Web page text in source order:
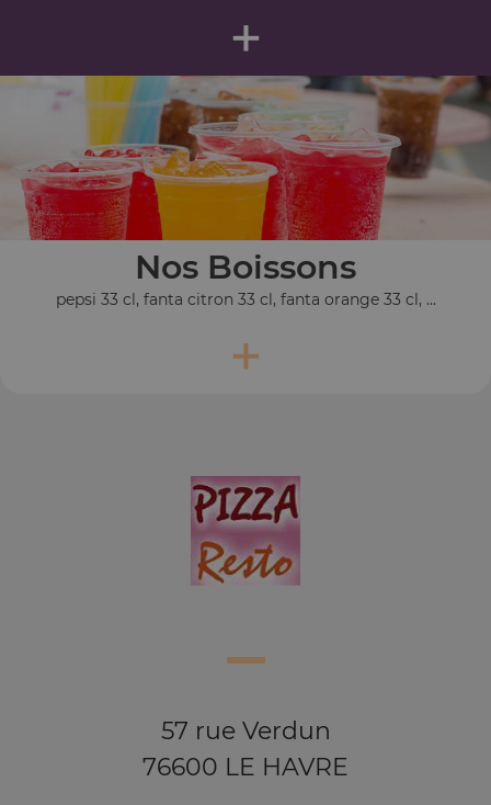
+
Nos Boissons
pepsi 33 cl, fanta citron 33 cl, fanta orange 33 cl, ...
+
57 rue Verdun
76600 LE HAVRE